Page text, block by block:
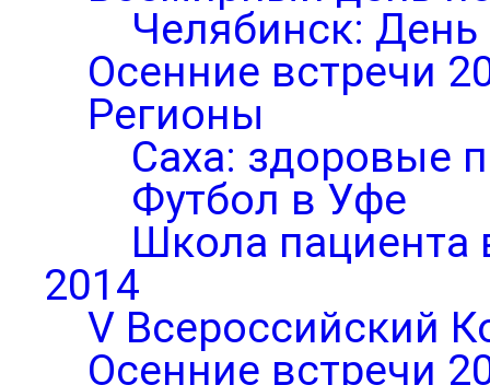
Челябинск: День
Осенние встречи
Регионы
Саха: здоровые
Футбол в Уфе
Школа пациента
2014
V Всероссийский
Осенние встречи